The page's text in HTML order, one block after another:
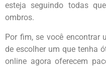
esteja seguindo todas
ombros.
Por fim, se você encontrar
de escolher um que tenha
online agora oferecem